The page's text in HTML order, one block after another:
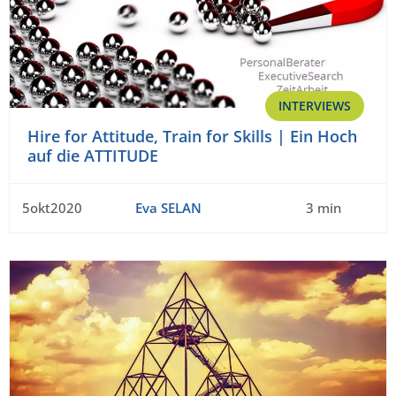
INTERVIEWS
Hire for Attitude, Train for Skills | Ein Hoch
auf die ATTITUDE
5okt2020 Eva SELAN 3 min